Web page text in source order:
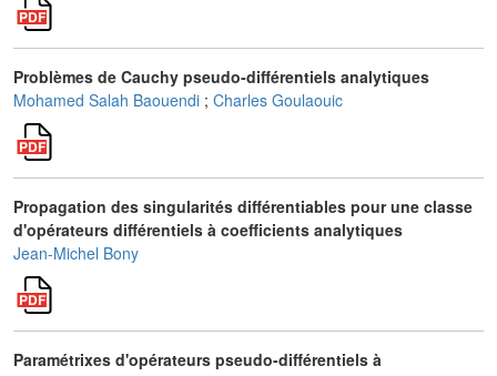
Problèmes de Cauchy pseudo-différentiels analytiques
Mohamed Salah Baouendi ; Charles Goulaouic
Propagation des singularités différentiables pour une classe
d'opérateurs différentiels à coefficients analytiques
Jean-Michel Bony
Paramétrixes d'opérateurs pseudo-différentiels à